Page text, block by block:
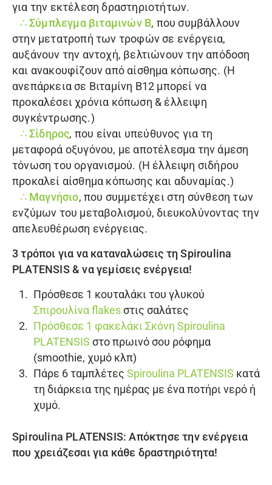
για την εκτέλεση δραστηριοτήτων.
∴ Σύμπλεγμα βιταμινών Β, που συμβάλλουν
στην μετατροπή των τροφών σε ενέργεια,
αυξάνουν την αντοχή, βελτιώνουν την απόδοση
και ανακουφίζουν από αίσθημα κόπωσης. (Η
ανεπάρκεια σε Βιταμίνη Β12 μπορεί να
προκαλέσει χρόνια κόπωση & έλλειψη
συγκέντρωσης.)
∴ Σίδηρος, που είναι υπεύθυνος για τη
μεταφορά οξυγόνου, με αποτέλεσμα την άμεση
τόνωση του οργανισμού. (Η έλλειψη σιδήρου
προκαλεί αίσθημα κόπωσης και αδυναμίας.)
∴ Μαγνήσιο, που συμμετέχει στη σύνθεση των
ενζύμων του μεταβολισμού, διευκολύνοντας την
απελευθέρωση ενέργειας.
3 τρόποι για να καταναλώσεις τηSpiroulina
PLATENSIS& να γεμίσεις ενέργεια!
Πρόσθεσε 1 κουταλάκι του γλυκού
Σπιρουλίνα flakes στις σαλάτες
Πρόσθεσε 1 φακελάκι Σκόνη Spiroulina
PLATENSIS στο πρωινό σου ρόφημα
(smoothie, χυμό κλπ)
Πάρε 6 ταμπλέτες Spiroulina PLATENSIS κατά
τη διάρκεια της ημέρας με ένα ποτήρι νερό ή
χυμό.
Spiroulina PLATENSIS: Απόκτησε την ενέργεια
που χρειάζεσαι για κάθε δραστηριότητα!